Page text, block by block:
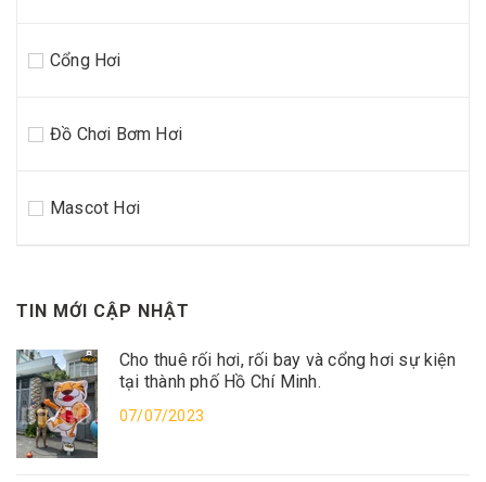
Cổng Hơi
Đồ Chơi Bơm Hơi
Mascot Hơi
TIN MỚI CẬP NHẬT
Cho thuê rối hơi, rối bay và cổng hơi sự kiện
tại thành phố Hồ Chí Minh.
07/07/2023